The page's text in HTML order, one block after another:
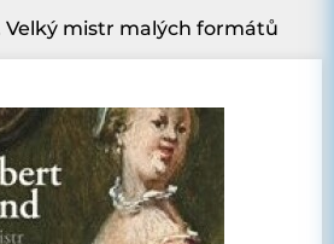
Velký mistr malých formátů